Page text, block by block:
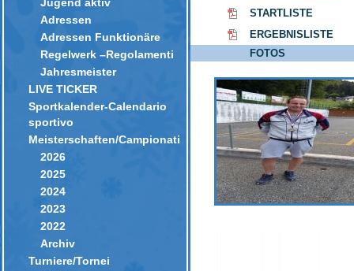
Adressen
Adressen Funktionäre
Regelwerk –Regolamenti
Jahresmeister
LIVE TICKER
Sportkalender-Calendario
sportivo
Meisterschaften/Campionati
2026
2025
2024
2023
2022
Archiv
Turniere/Tornei
STARTLISTE
ERGEBNISLISTE
FOTOS